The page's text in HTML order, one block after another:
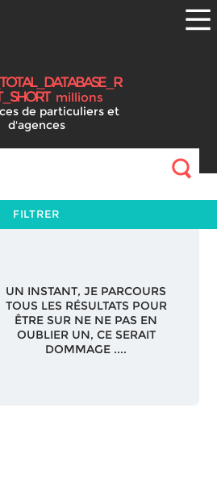
TOTA
L_DATABAS
E_R
_SHOR
T millions
de particuliers et
d'agences
FILTRER
UN INSTANT, JE PARCOURS
TOUS LES RÉSULTATS POUR
ÊTRE SUR NE NE PAS EN
OUBLIER UN, CE SERAIT
DOMMAGE ....